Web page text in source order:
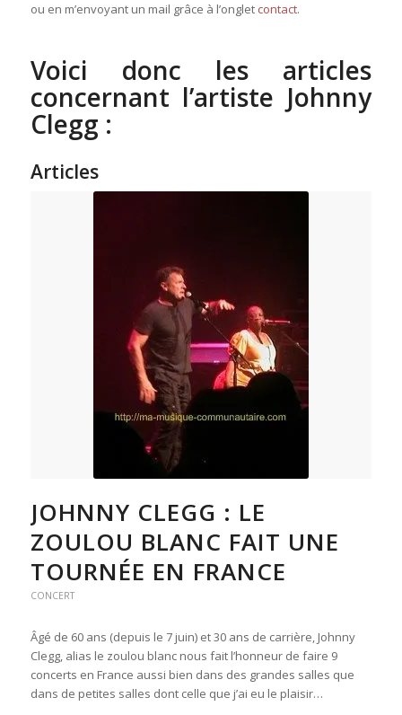
ou en m’envoyant un mail grâce à l’onglet contact.
Voici donc les articles
concernant l’artiste Johnny
Clegg :
Articles
JOHNNY CLEGG : LE
ZOULOU BLANC FAIT UNE
TOURNÉE EN FRANCE
CONCERT
Âgé de 60 ans (depuis le 7 juin) et 30 ans de carrière, Johnny
Clegg, alias le zoulou blanc nous fait l’honneur de faire 9
concerts en France aussi bien dans des grandes salles que
dans de petites salles dont celle que j’ai eu le plaisir…